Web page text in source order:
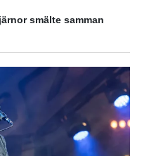
smälte samman